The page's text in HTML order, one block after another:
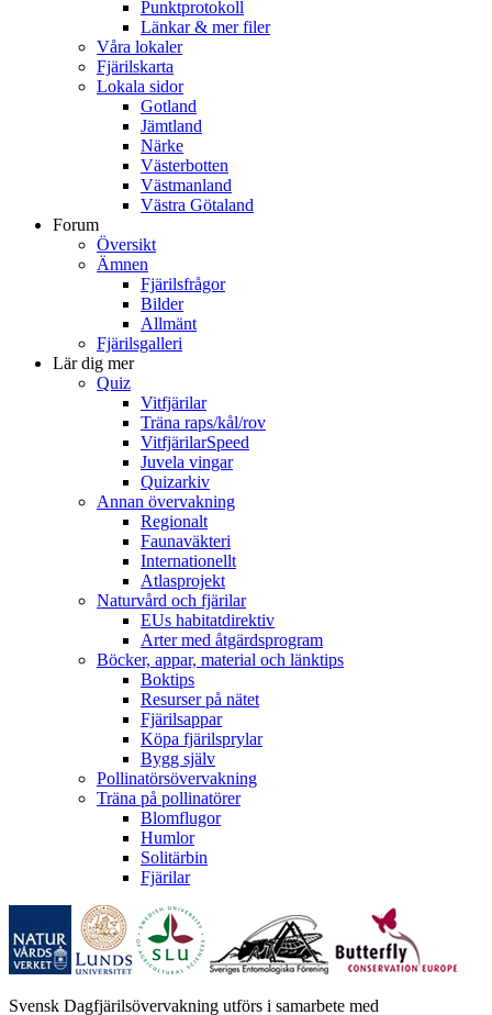
Punktprotokoll
Länkar & mer filer
Våra lokaler
Fjärilskarta
Lokala sidor
Gotland
Jämtland
Närke
Västerbotten
Västmanland
Västra Götaland
Forum
Översikt
Ämnen
Fjärilsfrågor
Bilder
Allmänt
Fjärilsgalleri
Lär dig mer
Quiz
Vitfjärilar
Träna raps/kål/rov
VitfjärilarSpeed
Juvela vingar
Quizarkiv
Annan övervakning
Regionalt
Faunaväkteri
Internationellt
Atlasprojekt
Naturvård och fjärilar
EUs habitatdirektiv
Arter med åtgärdsprogram
Böcker, appar, material och länktips
Boktips
Resurser på nätet
Fjärilsappar
Köpa fjärilsprylar
Bygg själv
Pollinatörsövervakning
Träna på pollinatörer
Blomflugor
Humlor
Solitärbin
Fjärilar
Svensk Dagfjärilsövervakning utförs i samarbete med